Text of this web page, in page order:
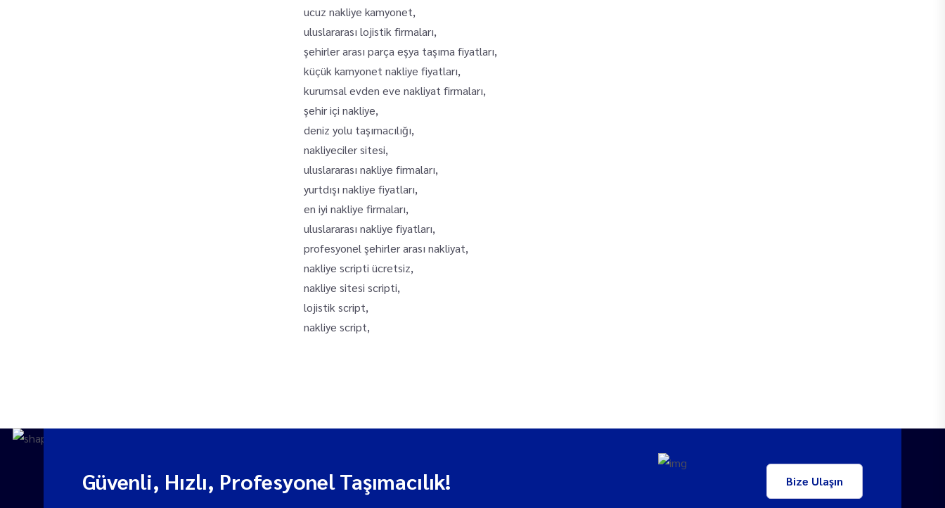
ucuz nakliye kamyonet,
uluslararası lojistik firmaları,
şehirler arası parça eşya taşıma fiyatları,
küçük kamyonet nakliye fiyatları,
kurumsal evden eve nakliyat firmaları,
şehir içi nakliye,
deniz yolu taşımacılığı,
nakliyeciler sitesi,
uluslararası nakliye firmaları,
yurtdışı nakliye fiyatları,
en iyi nakliye firmaları,
uluslararası nakliye fiyatları,
profesyonel şehirler arası nakliyat,
nakliye scripti ücretsiz,
nakliye sitesi scripti,
lojistik script,
nakliye script,
Güvenli, Hızlı, Profesyonel Taşımacılık! Bize Ulaşın